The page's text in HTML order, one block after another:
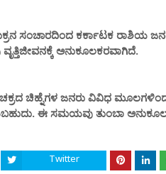
ಸಂಚಾರದಿಂದ ಕರ್ಕಾಟಕ ರಾಶಿಯ ಜನರ
ಅನುಕೂಲಕರವಾಗಿದೆ.
ಚಿಹ್ನೆಗಳ ಜನರು ವಿವಿಧ
ಈ ಸಮಯವು ತುಂಬಾ
Twitter